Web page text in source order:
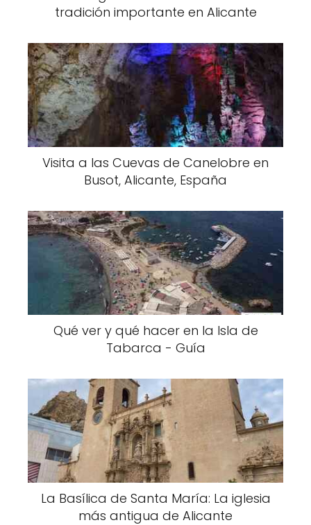
tradición importante en Alicante
Visita a las Cuevas de Canelobre en
Busot, Alicante, España
Qué ver y qué hacer en la Isla de
Tabarca - Guía
La Basílica de Santa María: La iglesia
más antigua de Alicante